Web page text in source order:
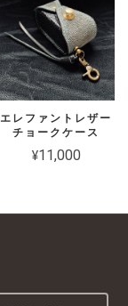
エレファントレザー
チョークケース
¥11,000